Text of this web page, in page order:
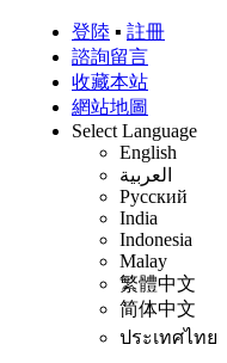
登陸 ▪ 註冊
諮詢留言
收藏本站
網站地圖
Select Language
English
العربية
Русский
India
Indonesia
Malay
繁體中文
简体中文
ประเทศไทย